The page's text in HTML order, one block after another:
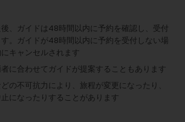
、ガイドは48時間以内に予約を確認し、受付
。ガイドが48時間以内に予約を受付しない場
キャンセルされます
に合わせてガイドが提案することもあります
の不可抗力により、旅程が変更になったり、
になったりすることがあります